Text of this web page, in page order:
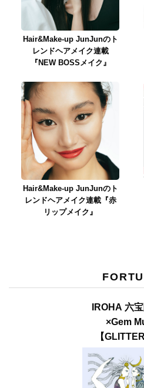
Hair&Make-up JunJunのト
レンドヘアメイク連載
『NEW BOSSメイク』
Hair&Make-up JunJunのト
レンドヘアメイク連載『赤
リップメイク』
IROHA 六
×Gem
【
SUMMER